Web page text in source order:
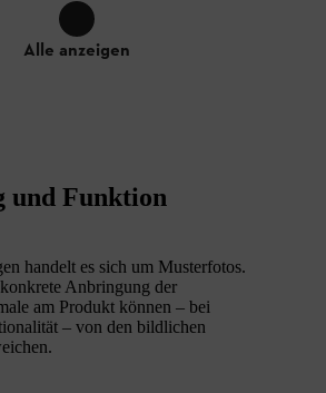
Alle anzeigen
und Funktion
handelt es sich um Musterfotos.
Anbringung der
am Produkt können – bei
– von den bildlichen